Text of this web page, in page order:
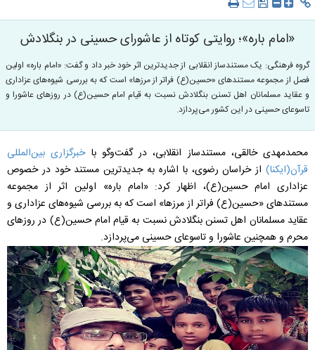
«امام باره»؛ روایتی کوتاه از عاشورای حسینی در بنگلادش
گروه فرهنگی: یک مستندساز انقلابی از جدیدترین اثر خود خبر داد و گفت: «امام‌ باره» اولین
فصل از مجموعه مستندهای «حسین(ع) فراتر از مرزها» است که به بررسی شیوه‌های عزاداری
و عقاید مسلمانان اهل تسنن بنگلادش نسبت به قیام امام حسین(ع) در روزهای عاشورا و
تاسوعای حسینی در این کشور می‌پردازد.
محمدمهدی خالقی، مستندساز انقلابی، در گفت‌وگو باخبرگزاری بین‌المللی
قرآن(ایکنا) از خراسان رضوی، با اشاره به جدیدترین مستند خود در خصوص
عزاداری امام حسین(ع)، اظهار کرد: «امام‌ باره» اولین اثر از مجموعه
مستندهای «حسین(ع) فراتر از مرزها» است که به بررسی شیوه‌های عزاداری و
عقاید مسلمانان اهل تسنن بنگلادش نسبت به قیام امام حسین(ع) در روزهای
محرم و همچنین عاشورا و تاسوعای حسینی می‌پردازد.